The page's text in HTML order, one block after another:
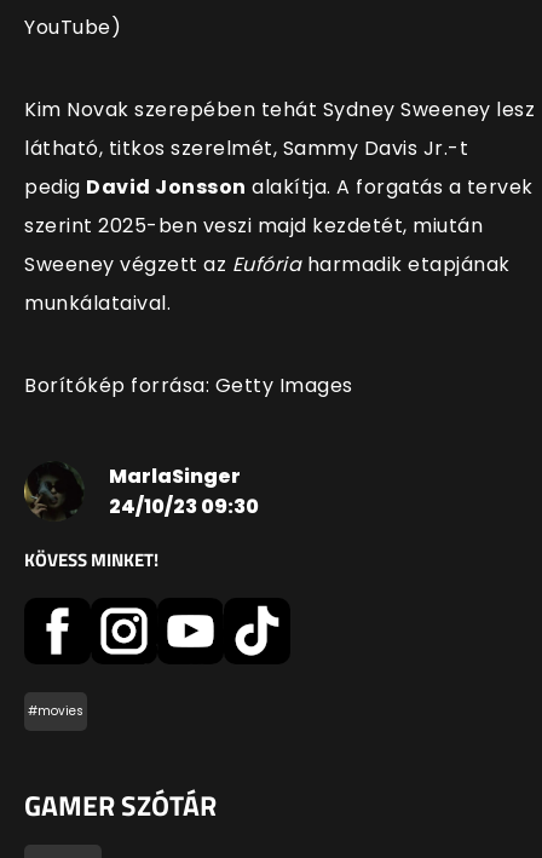
YouTube)
Kim Novak szerepében tehát Sydney Sweeney lesz
látható, titkos szerelmét, Sammy Davis Jr.-t
pedig David Jonsson alakítja. A forgatás a tervek
szerint 2025-ben veszi majd kezdetét, miután
Sweeney végzett az Eufóriaharmadik etapjának
munkálataival.
Borítókép forrása: Getty Images
MarlaSinger
24/10/23 09:30
KÖVESS MINKET!
#movies
GAMER SZÓTÁR